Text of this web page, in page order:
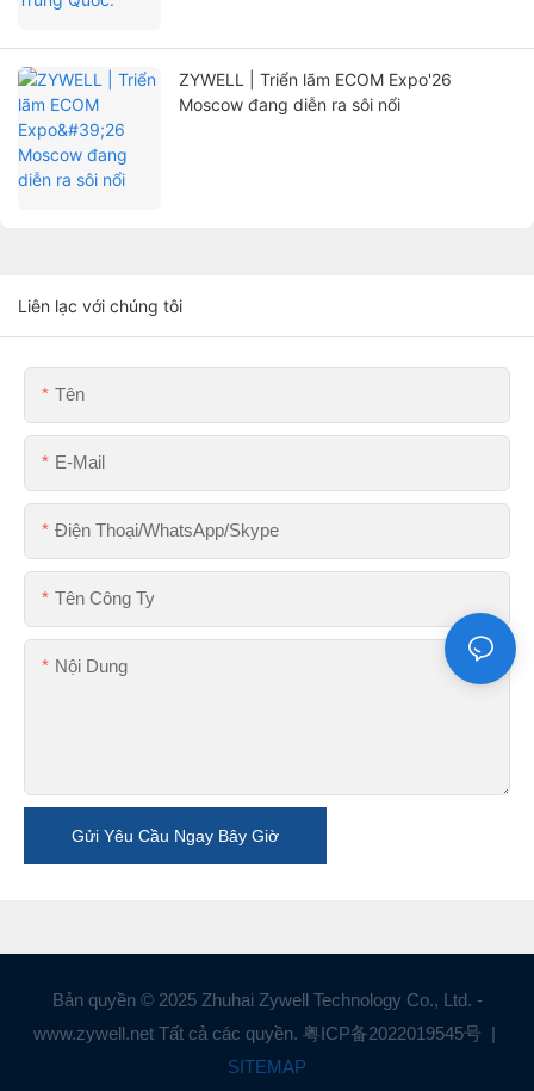
ZYWELL | Triển lãm ECOM Expo'26
Moscow đang diễn ra sôi nổi
Liên lạc với chúng tôi
Tên
E-Mail
Điện Thoại/WhatsApp/Skype
Tên Công Ty
Nội Dung
Gửi Yêu Cầu Ngay Bây Giờ
Bản quyền © 2025 Zhuhai Zywell Technology Co., Ltd. -
www.zywell.net Tất cả các quyền. 粤ICP备2022019545号 |
SITEMAP